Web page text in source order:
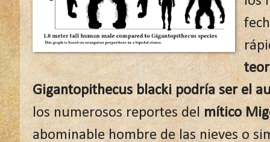
Gigantopithecus blacki podría ser el
los numerosos reportes del mítico
abominable hombre de las nieves o